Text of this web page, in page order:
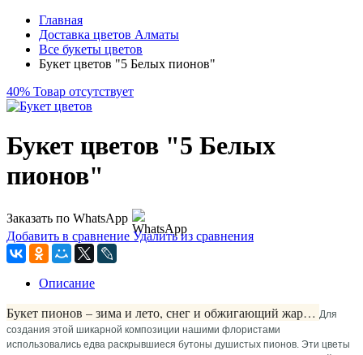
Главная
Доставка цветов Алматы
Все букеты цветов
Букет цветов "5 Белых пионов"
40% Товар отсутствует
Букет цветов "5 Белых
пионов"
Заказать по WhatsApp
Добавить в сравнение Удалить из сравнения
Описание
Букет пионов – зима и лето, снег и обжигающий жар… Для
создания этой шикарной композиции нашими флористами
использовались едва раскрывшиеся бутоны душистых пионов. Эти цветы